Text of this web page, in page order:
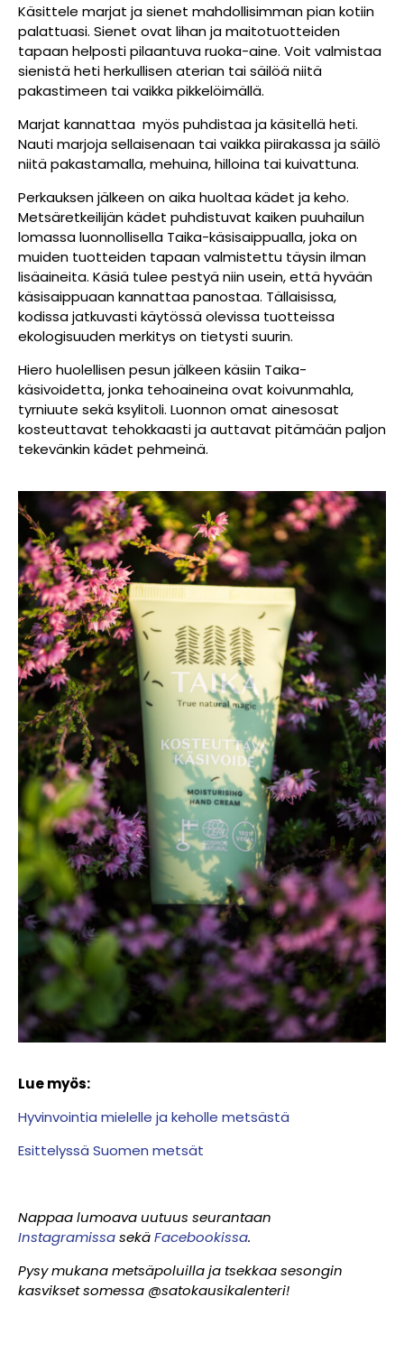
Käsittele marjat ja sienet mahdollisimman pian kotiin
palattuasi. Sienet ovat lihan ja maitotuotteiden
tapaan helposti pilaantuva ruoka-aine. Voit valmistaa
sienistä heti herkullisen aterian tai säilöä niitä
pakastimeen tai vaikka pikkelöimällä.
Marjat kannattaa myös puhdistaa ja käsitellä heti.
Nauti marjoja sellaisenaan tai vaikka piirakassa ja säilö
niitä pakastamalla, mehuina, hilloina tai kuivattuna.
Perkauksen jälkeen on aika huoltaa kädet ja keho.
Metsäretkeilijän kädet puhdistuvat kaiken puuhailun
lomassa luonnollisella Taika-käsisaippualla, joka on
muiden tuotteiden tapaan valmistettu täysin ilman
lisäaineita. Käsiä tulee pestyä niin usein, että hyvään
käsisaippuaan kannattaa panostaa. Tällaisissa,
kodissa jatkuvasti käytössä olevissa tuotteissa
ekologisuuden merkitys on tietysti suurin.
Hiero huolellisen pesun jälkeen käsiin Taika-
käsivoidetta, jonka tehoaineina ovat koivunmahla,
tyrniuute sekä ksylitoli. Luonnon omat ainesosat
kosteuttavat tehokkaasti ja auttavat pitämään paljon
tekevänkin kädet pehmeinä.
Lue myös:
Hyvinvointia mielelle ja keholle metsästä
Esittelyssä Suomen metsät
Nappaa lumoava uutuus seurantaan
InstagramissasekäFacebookissa.
Pysy mukana metsäpoluilla ja tsekkaa sesongin
kasvikset somessa @satokausikalenteri!